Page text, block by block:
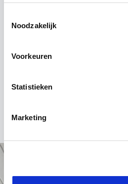
Noodzakelijk
Voorkeuren
Statistieken
Marketing
Our products and
often used by
construction and